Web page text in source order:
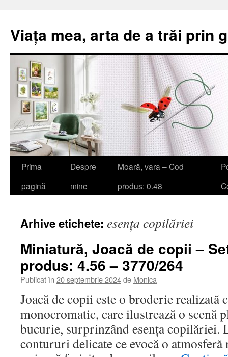
Viața mea, arta de a trăi prin
Sari
Prima
pagină
Despre
mine
Moară, vara – Cod
produs: 0.48
Arhive etichete: esența copilăriei
Miniatură, Joacă de copii –
produs: 4.56 – 3770/264
Publicat în 20 septembrie 2024de Monica
Joacă de copii este o broderie realizată
monocromatic, care ilustrează o scenă
bucurie, surprinzând esența copilăriei.
contururi delicate ce evocă o